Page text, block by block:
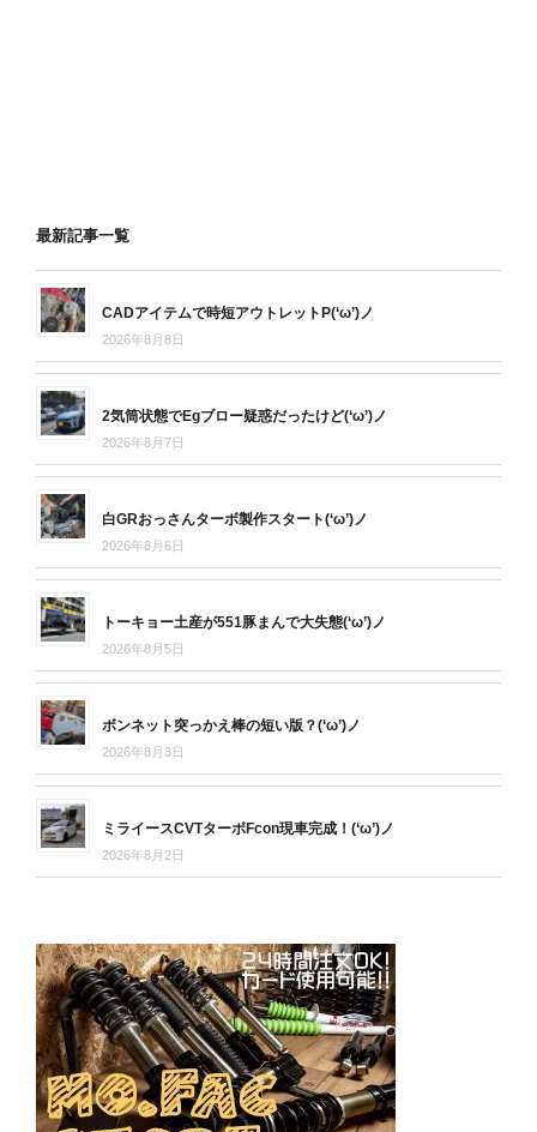
最新記事一覧
CADアイテムで時短アウトレットP(‘ω’)ノ
2026年8月8日
2気筒状態でEgブロー疑惑だったけど(‘ω’)ノ
2026年8月7日
白GRおっさんターボ製作スタート(‘ω’)ノ
2026年8月6日
トーキョー土産が551豚まんで大失態(‘ω’)ノ
2026年8月5日
ボンネット突っかえ棒の短い版？(‘ω’)ノ
2026年8月3日
ミライースCVTターボFcon現車完成！(‘ω’)ノ
2026年8月2日